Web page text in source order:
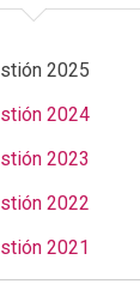
2025
2024
2023
2022
2021